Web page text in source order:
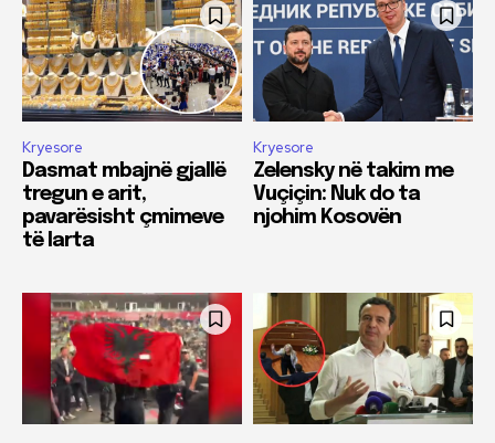
Kryesore
Dasmat mbajnë gjallë
tregun e arit,
pavarësisht çmimeve
të larta
Kryesore
Zelensky në takim me
Vuçiçin: Nuk do ta
njohim Kosovën